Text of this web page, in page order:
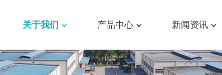
关于我们 产品中心 新闻资讯